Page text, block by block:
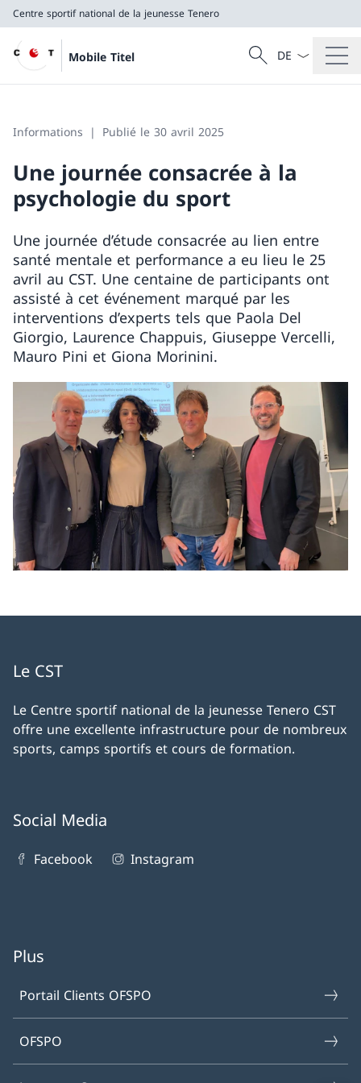
Centre sportif national de la jeunesse Tenero
Mobile Titel
Recherche
Recherche
La langue
Informations Publié le 30 avril 2025
Une journée consacrée à la
psychologie du sport
Une journée d’étude consacrée au lien entre
santé mentale et performance a eu lieu le 25
avril au CST. Une centaine de participants ont
assisté à cet événement marqué par les
interventions d’experts tels que Paola Del
Giorgio, Laurence Chappuis, Giuseppe Vercelli,
Mauro Pini et Giona Morinini.
Le CST
Le Centre sportif national de la jeunesse Tenero CST
offre une excellente infrastructure pour de nombreux
sports, camps sportifs et cours de formation.
Social Media
Facebook Instagram
Plus
Portail Clients OFSPO
OFSPO